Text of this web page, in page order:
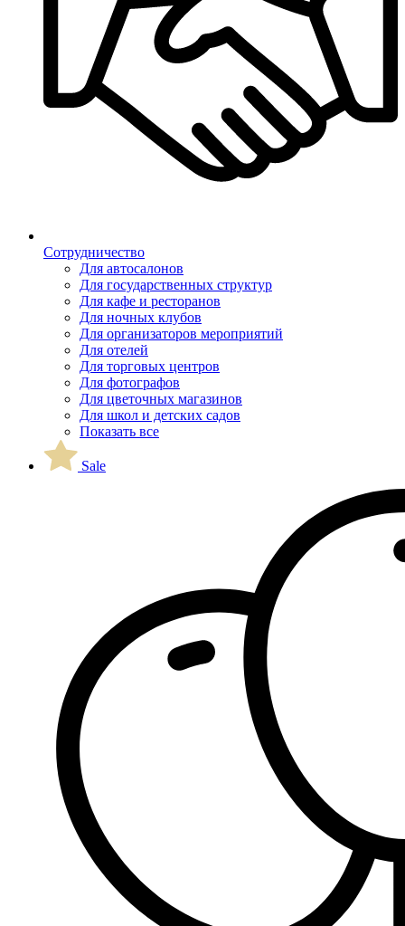
Сотрудничество
Для автосалонов
Для государственных структур
Для кафе и ресторанов
Для ночных клубов
Для организаторов мероприятий
Для отелей
Для торговых центров
Для фотографов
Для цветочных магазинов
Для школ и детских садов
Показать все
Sale